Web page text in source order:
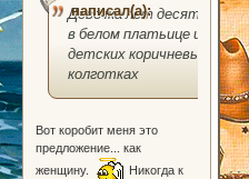
написал(а):
Девочка лет десяти
в белом платьице и
детских коричневых
колготках
Вот коробит меня это
предложение... как
женщину.
Никогда к